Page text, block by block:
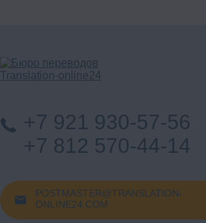
+7 921 930-57-56
+7 812 570-44-14
POSTMASTER@TRANSLATION-
ONLINE24.COM